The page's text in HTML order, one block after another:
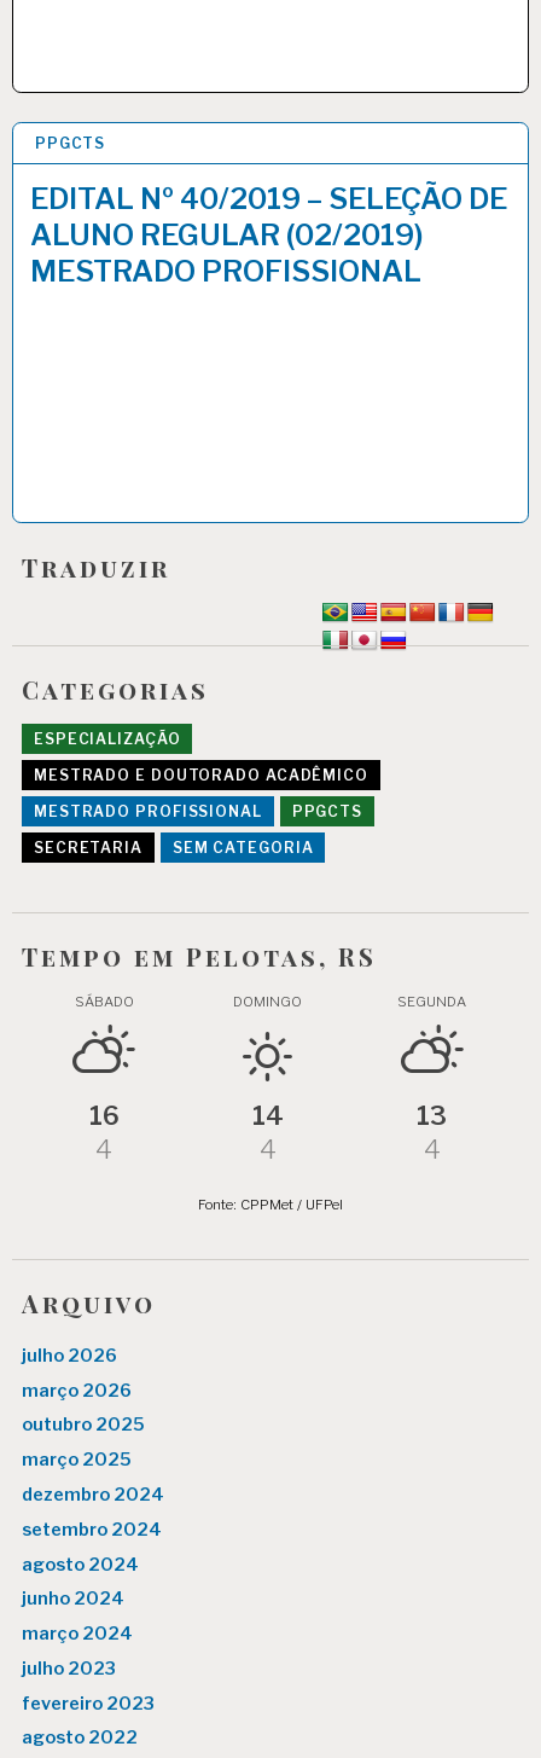
PPGCTS
EDITAL Nº 40/2019 – SELEÇÃO DE
ALUNO REGULAR (02/2019)
MESTRADO PROFISSIONAL
4 ABR 2019
Traduzir
Categorias
ESPECIALIZAÇÃO
MESTRADO E DOUTORADO ACADÊMICO
MESTRADO PROFISSIONAL
PPGCTS
SECRETARIA
SEM CATEGORIA
Tempo em Pelotas, RS
SÁBADO
16
4
DOMINGO
14
4
SEGUNDA
13
4
Fonte: CPPMet / UFPel
Arquivo
julho 2026
março 2026
outubro 2025
março 2025
dezembro 2024
setembro 2024
agosto 2024
junho 2024
março 2024
julho 2023
fevereiro 2023
agosto 2022